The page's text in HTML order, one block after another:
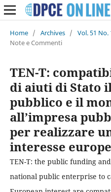
Home / Archives / Vol. 51 No.
Note e Commenti
TEN-T:
di aiuti di Stato
pubblico e il
all’impresa
per realizzare
interesse
TEN-T: the public funding
national public enterprise to